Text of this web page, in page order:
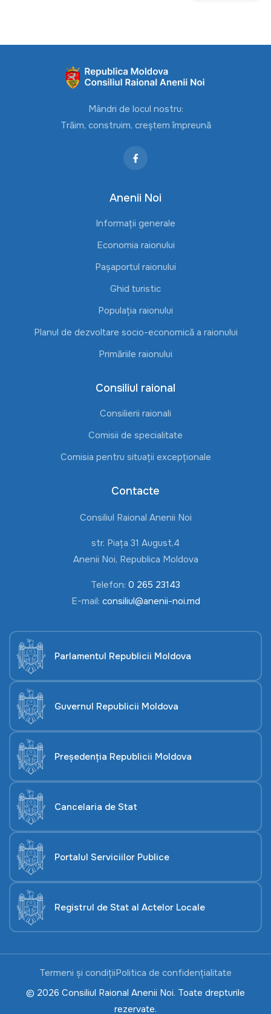
Mândri de locul nostru:
Trăim, construim, creștem împreună
Anenii Noi
Informații generale
Economia raionului
Pașaportul raionului
Ghid turistic
Populația raionului
Planul de dezvoltare socio-economică a raionului
Primăriile raionului
Consiliul raional
Consilierii raionali
Comisii de specialitate
Comisia pentru situații excepționale
Contacte
Consiliul Raional Anenii Noi
str. Piața 31 August,4
Anenii Noi, Republica Moldova
Telefon: 0 265 23143
E-mail: consiliul@anenii-noi.md
Parlamentul Republicii Moldova
Guvernul Republicii Moldova
Președenția Republicii Moldova
Cancelaria de Stat
Portalul Serviciilor Publice
Registrul de Stat al Actelor Locale
Termeni și condițiiPolitica de confidențialitate
© 2026 Consiliul Raional Anenii Noi. Toate drepturile
rezervate.